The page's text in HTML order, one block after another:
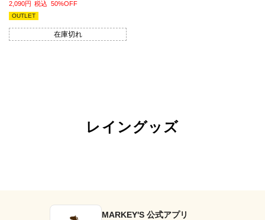
2,090
税込 50%OFF
OUTLET
在庫切れ
レイングッズ
MARKEY'S 公式アプリ